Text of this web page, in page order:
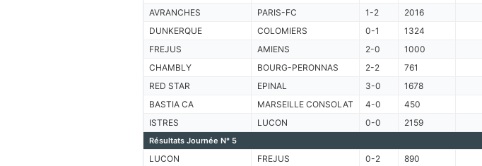
AVRANCHES
PARIS-FC 1-2
2016
DUNKERQUE
COLOMIERS 0-1
1324
FREJUS
AMIENS 2-0
1000
CHAMBLY
BOURG-PERONNAS 2-2
761
RED STAR
EPINAL 3-0
1678
BASTIA CA
MARSEILLE CONSOLAT 4-0
450
ISTRES
LUCON 0-0 2159
Résultats Journée N° 5
LUCON FREJUS 0-2
890